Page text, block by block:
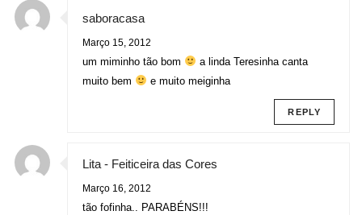
saboracasa
Março 15, 2012
um miminho tão bom
a linda Teresinha canta
muito bem
e muito meiginha
REPLY
Lita - Feiticeira das Cores
Março 16, 2012
tão fofinha.. PARABÉNS!!!